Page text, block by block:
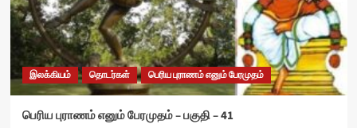
இலக்கியம் தொடர்கள் பெரிய புராணம் எனும் பேரமுதம்
பெரிய புராணம் எனும் பேரமுதம் – பகுதி – 41